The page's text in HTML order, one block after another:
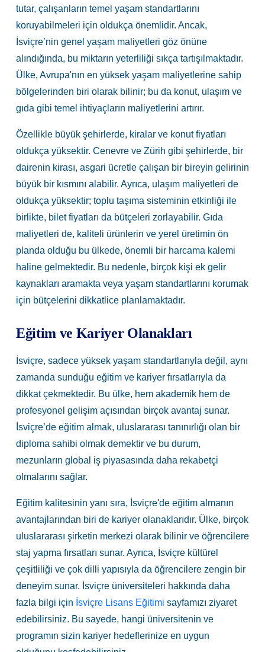
tutar, çalışanların temel yaşam standartlarını
koruyabilmeleri için oldukça önemlidir. Ancak,
İsviçre’nin genel yaşam maliyetleri göz önüne
alındığında, bu miktarın yeterliliği sıkça tartışılmaktadır.
Ülke, Avrupa'nın en yüksek yaşam maliyetlerine sahip
bölgelerinden biri olarak bilinir; bu da konut, ulaşım ve
gıda gibi temel ihtiyaçların maliyetlerini artırır.
Özellikle büyük şehirlerde, kiralar ve konut fiyatları
oldukça yüksektir. Cenevre ve Zürih gibi şehirlerde, bir
dairenin kirası, asgari ücretle çalışan bir bireyin gelirinin
büyük bir kısmını alabilir. Ayrıca, ulaşım maliyetleri de
oldukça yüksektir; toplu taşıma sisteminin etkinliği ile
birlikte, bilet fiyatları da bütçeleri zorlayabilir. Gıda
maliyetleri de, kaliteli ürünlerin ve yerel üretimin ön
planda olduğu bu ülkede, önemli bir harcama kalemi
haline gelmektedir. Bu nedenle, birçok kişi ek gelir
kaynakları aramakta veya yaşam standartlarını korumak
için bütçelerini dikkatlice planlamaktadır.
Eğitim ve Kariyer Olanakları
İsviçre, sadece yüksek yaşam standartlarıyla değil, aynı
zamanda sunduğu eğitim ve kariyer fırsatlarıyla da
dikkat çekmektedir. Bu ülke, hem akademik hem de
profesyonel gelişim açısından birçok avantaj sunar.
İsviçre’de eğitim almak, uluslararası tanınırlığı olan bir
diploma sahibi olmak demektir ve bu durum,
mezunların global iş piyasasında daha rekabetçi
olmalarını sağlar.
Eğitim kalitesinin yanı sıra, İsviçre'de eğitim almanın
avantajlarından biri de kariyer olanaklarıdır. Ülke, birçok
uluslararası şirketin merkezi olarak bilinir ve öğrencilere
staj yapma fırsatları sunar. Ayrıca, İsviçre kültürel
çeşitliliği ve çok dilli yapısıyla da öğrencilere zengin bir
deneyim sunar. İsviçre üniversiteleri hakkında daha
fazla bilgi için İsviçre Lisans Eğitimi sayfamızı ziyaret
edebilirsiniz. Bu sayede, hangi üniversitenin ve
programın sizin kariyer hedeflerinize en uygun